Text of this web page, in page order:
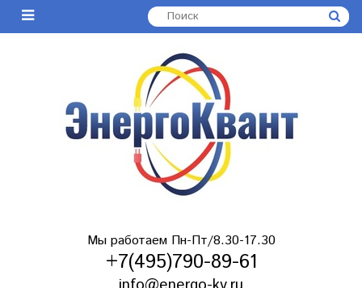
Мы работаем Пн-Пт/8.30-17.30
+7(495)790-89-61